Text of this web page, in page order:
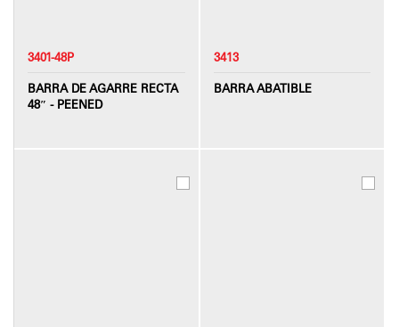
3401-48P
BARRA DE AGARRE RECTA
48″ - PEENED
3413
BARRA ABATIBLE